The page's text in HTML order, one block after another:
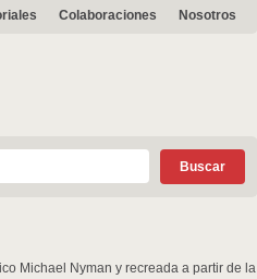
Colaboraciones Nosotros
Michael Nyman y recreada a partir de la